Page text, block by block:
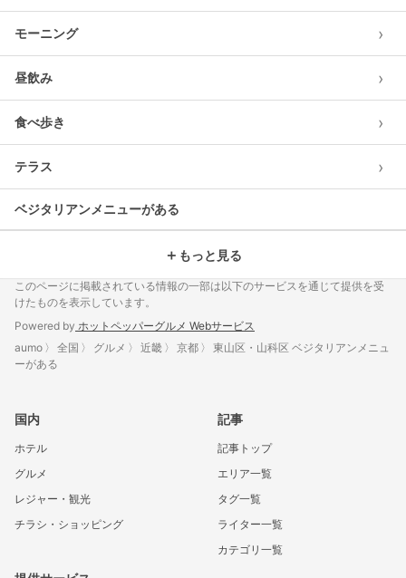
モーニング ›
昼飲み ›
食べ歩き ›
テラス ›
ベジタリアンメニューがある
＋ もっと見る
このページに掲載されている情報の一部は以下のサービスを通じて提供を受
けたものを表示しています。
Powered by ホットペッパーグルメ Webサービス
aumo
全国 グルメ 近畿 京都
東山区・山科区 ベジタリアンメニュ
ーがある
国内
ホテル
グルメ
レジャー・観光
チラシ・ショッピング
記事
記事トップ
エリア一覧
タグ一覧
ライター一覧
カテゴリ一覧